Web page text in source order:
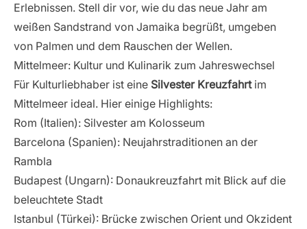
Erlebnissen. Stell dir vor, wie du das neue Jahr am
weißen Sandstrand von Jamaika begrüßt, umgeben
von Palmen und dem Rauschen der Wellen.
Mittelmeer: Kultur und Kulinarik zum Jahreswechsel
Für Kulturliebhaber ist eine Silvester Kreuzfahrtim
Mittelmeer ideal. Hier einige Highlights:
Rom (Italien): Silvester am Kolosseum
Barcelona (Spanien): Neujahrstraditionen an der
Rambla
Budapest (Ungarn): Donaukreuzfahrt mit Blick auf die
beleuchtete Stadt
Istanbul (Türkei): Brücke zwischen Orient und Okzident